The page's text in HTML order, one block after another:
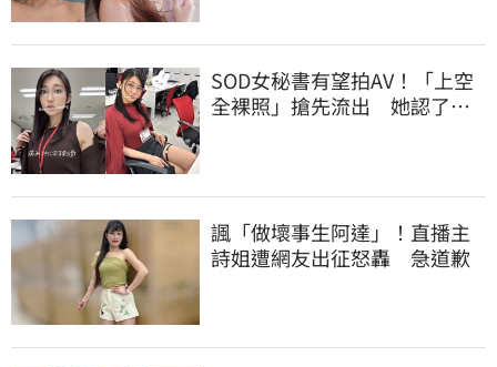
SOD女秘書有望拍AV！「上空
全裸照」搶先流出 她認了：
諷「做壞事生阿達」！直播主
詩姐遭網友出征怒轟 急道歉